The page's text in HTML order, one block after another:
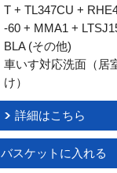
T + TL347CU +
-60 + MMA1 +
BLA (その他)
車いす対応洗面（居
け）
詳細はこちら
バスケットに入れる